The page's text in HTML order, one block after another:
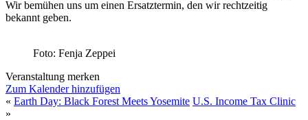
Wir bemühen uns um einen Ersatztermin, den wir rechtzeitig
bekannt geben.
Foto: Fenja Zeppei
Veranstaltung merken
Zum Kalender hinzufügen
« Earth Day: Black Forest Meets Yosemite U.S. Income Tax Clinic
»